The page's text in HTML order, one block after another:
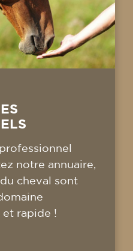
notre annuaire,
cheval sont
rapide !